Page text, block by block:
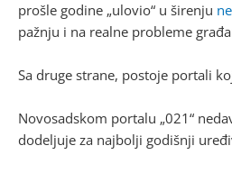
prošle godine „ulovio“ u širenju
pažnju i na realne probleme
Sa druge strane, postoje portali
Novosadskom portalu „021“
dodeljuje za najbolji godišnji